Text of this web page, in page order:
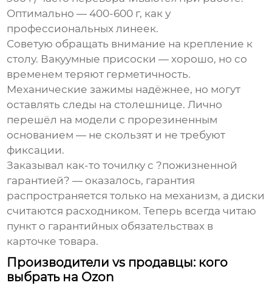
Оптимально — 400-600 г, как у
профессиональных линеек.
Советую обращать внимание на крепление к
столу. Вакуумные присоски — хорошо, но со
временем теряют герметичность.
Механические зажимы надёжнее, но могут
оставлять следы на столешнице. Лично
перешёл на модели с прорезиненным
основанием — не скользят и не требуют
фиксации.
Заказывал как-то точилку с ?пожизненной
гарантией? — оказалось, гарантия
распространяется только на механизм, а диски
считаются расходником. Теперь всегда читаю
пункт о гарантийных обязательствах в
карточке товара.
Производители vs продавцы: кого
выбрать на Ozon